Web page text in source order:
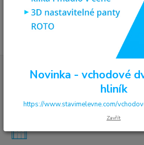
V této kategorii nebylo nalezeno žádné
VYSOKÁ KVALITA ZA ROZUMNOU
Novinka - vchodové
hliník
https://www.stavimelevne.com/
Zavřít